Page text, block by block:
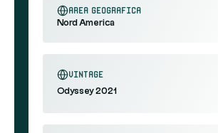
area geografica
Nord America
Vintage
Odyssey 2021